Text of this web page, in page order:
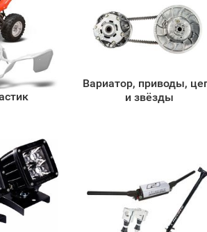
Вариатор, приводы,
и звёзды